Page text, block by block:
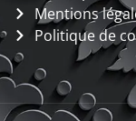
Mentions
Politique de